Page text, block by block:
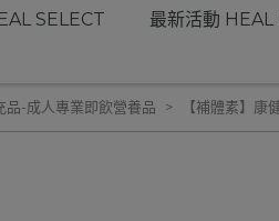
SELECT 最新活動
品-成人專業即飲營養品 【補體素】